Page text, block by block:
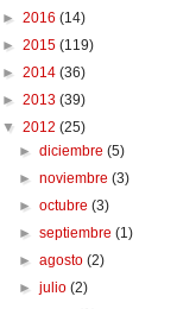
► 2016 (14)
► 2015 (119)
► 2014 (36)
► 2013 (39)
▼ 2012 (25)
►diciembre(5)
►noviembre(3)
►octubre(3)
►septiembre(1)
►agosto(2)
►julio(2)